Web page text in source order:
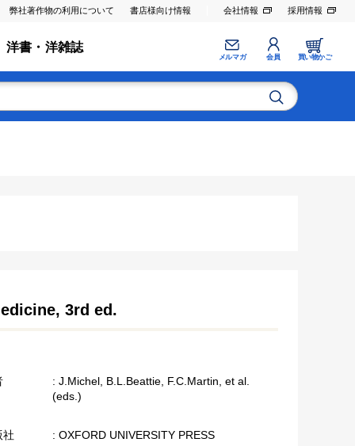
弊社著作物の利用について 書店様向け情報 会社情報 採用情報
洋書・洋雑誌
メルマガ 会員 買い物かご
3rd ed.
: J.Michel, B.L.Beattie, F.C.Martin, et al.
(eds.)
社 : OXFORD UNIVERSITY PRESS